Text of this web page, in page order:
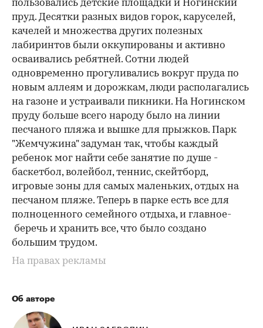
пользовались детские площадки и Ногинский
пруд. Десятки разных видов горок, каруселей,
качелей и множества других полезных
лабиринтов были оккупированы и активно
осваивались ребятней. Сотни людей
одновременно прогуливались вокруг пруда по
новым аллеям и дорожкам, люди располагались
на газоне и устраивали пикники. На Ногинском
пруду больше всего народу было на линии
песчаного пляжа и вышке для прыжков. Парк
"Жемчужина" задуман так, чтобы каждый
ребенок мог найти себе занятие по душе -
баскетбол, волейбол, теннис, скейтборд,
игровые зоны для самых маленьких, отдых на
песчаном пляже. Теперь в парке есть все для
полноценного семейного отдыха, и главное-
беречь и хранить все, что было создано
большим трудом.
На правах рекламы
Об авторе